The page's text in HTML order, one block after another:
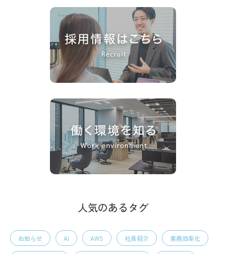
人気のあるタグ
お知らせ AI AWS 社員紹介 業務効率化